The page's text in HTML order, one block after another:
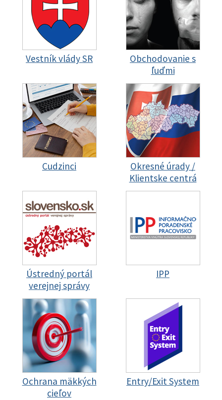
Vestník vlády SR
Obchodovanie s
ľuďmi
Cudzinci
Okresné úrady /
Klientske centrá
Ústredný portál
verejnej správy
IPP
Ochrana mäkkých
cieľov
Entry/Exit System